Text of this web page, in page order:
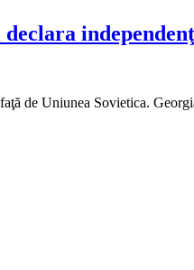
de Uniunea Sovietica.